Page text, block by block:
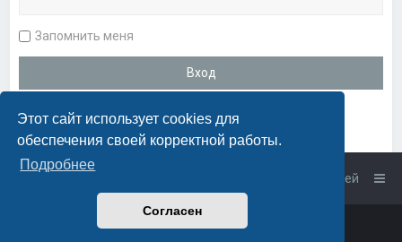
Этот сайт использует cookies для
обеспечения своей корректной работы.
Подробнее
Согласен
Запомнить меня
Связаться с администрацией
phpBB
PlanetStyles